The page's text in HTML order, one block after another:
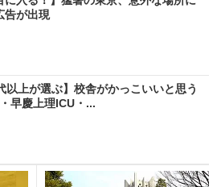
告が出現
以上が選ぶ】校舎がかっこいいと思う
早慶上理ICU・...